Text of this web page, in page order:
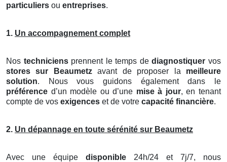
particuliers ou entreprises.
1. Un accompagnement complet
Nos techniciensprennent le temps dediagnostiquer vos
stores
sur Beaumetzavant de proposer la meilleure
solution. Nous vous guidons également dans le
préférence d’un modèle ou d’une mise à jour, en tenant
compte de vos exigences et de votre capacité financière.
2. Un dépannage en toute sérénité sur Beaumetz
Avec une équipe disponible 24h/24 et 7j/7, nous